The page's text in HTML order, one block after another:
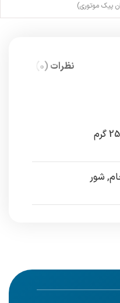
پیک موتوری)
نظرات (0)
گرم
شور